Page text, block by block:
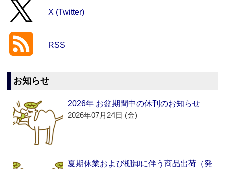
X (Twitter)
RSS
お知らせ
2026年 お盆期間中の休刊のお知らせ
2026年07月24日 (金)
夏期休業および棚卸に伴う商品出荷（発